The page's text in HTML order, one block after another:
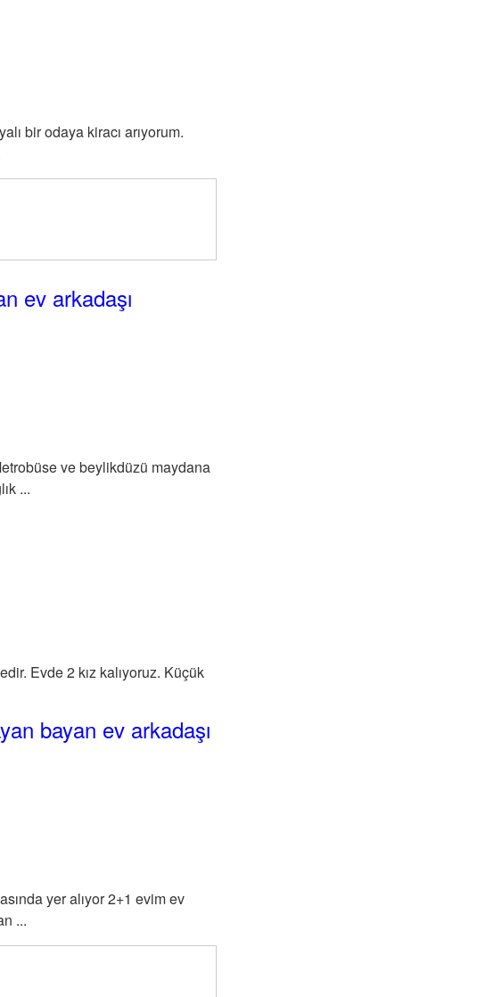
bir odaya kiracı arıyorum.
ev arkadaşı
ve beylikdüzü maydana
...
Evde 2 kız kalıyoruz. Küçük
bayan ev arkadaşı
yer alıyor 2+1 evim ev
...